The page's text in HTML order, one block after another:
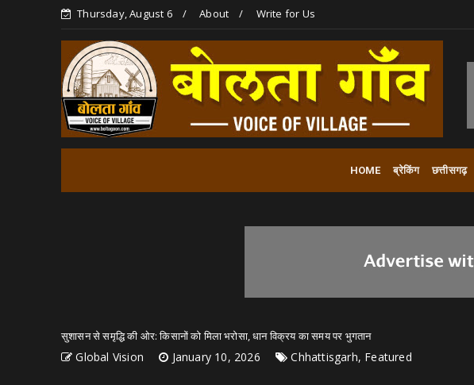
Thursday, August 6 About Write for Us
HOME ब्रेकिंग छत्तीसगढ़
सुशासन से समृद्धि की ओर: किसानों को मिला भरोसा, धान विक्रय का समय पर भुगतान
Global Vision January 10, 2026 Chhattisgarh, Featured